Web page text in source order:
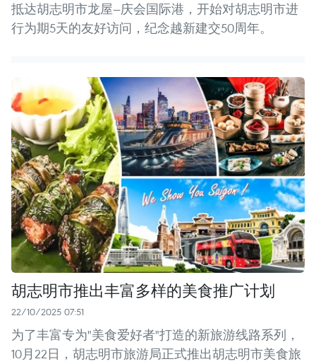
抵达胡志明市龙屋—庆会国际港，开始对胡志明市进
行为期5天的友好访问，纪念越新建交50周年。
胡志明市推出丰富多样的美食推广计划
22/10/2025 07:51
为了丰富专为"美食爱好者"打造的新旅游线路系列，
10月22日，胡志明市旅游局正式推出胡志明市美食旅